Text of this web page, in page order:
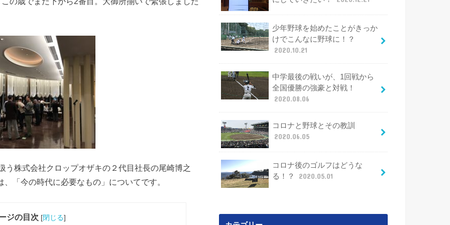
う株式会社クロップオザキの２代目社長の尾崎博之
「今の時代に必要なもの」についてです。
ジの目次 [閉じる]
少年野球を始めたことがきっか
けでこんなに野球に！？
2020.10.21
中学最後の戦いが、1回戦から
全国優勝の強豪と対戦！
2020.08.06
コロナと野球とその教訓
2020.06.05
コロナ後のゴルフはどうな
る！？
2020.05.01